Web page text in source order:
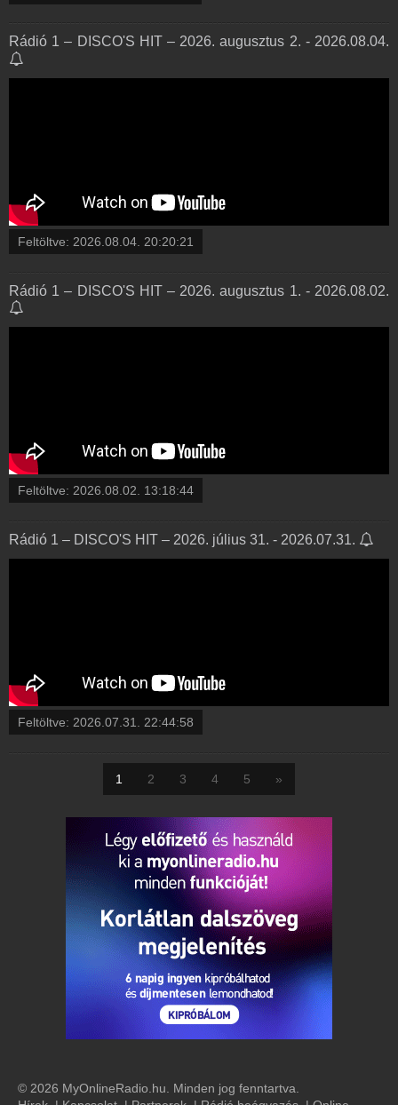
Rádió 1 – DISCO'S HIT – 2026. augusztus 2. - 2026.08.04.
Feltöltve: 2026.08.04. 20:20:21
Rádió 1 – DISCO'S HIT – 2026. augusztus 1. - 2026.08.02.
Feltöltve: 2026.08.02. 13:18:44
Rádió 1 – DISCO'S HIT – 2026. július 31. - 2026.07.31.
Feltöltve: 2026.07.31. 22:44:58
1 2 3 4 5 »
© 2026 MyOnlineRadio.hu. Minden jog fenntartva.